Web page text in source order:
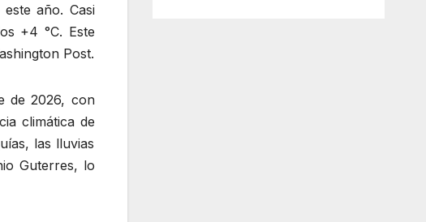
año. Casi
+4 °C. Este
Post.
de 2026, con
climática de
las lluvias
Guterres, lo